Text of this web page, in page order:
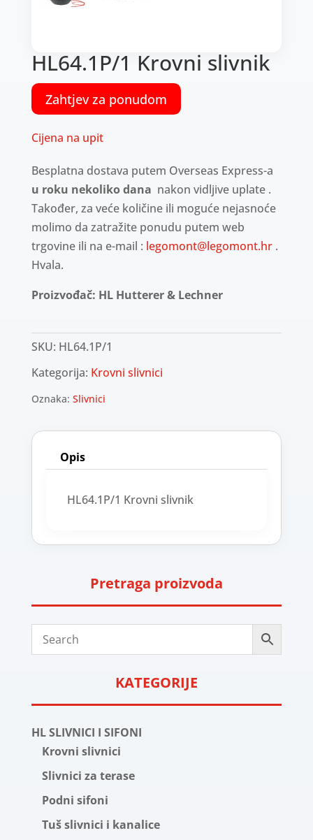
HL64.1P/1 Krovni slivnik
Zahtjev za ponudom
Cijena na upit
Besplatna dostava putem Overseas Express-a
u roku nekoliko dana nakon vidljive uplate .
Također, za veće količine ili moguće nejasnoće
molimo da zatražite ponudu putem web
trgovine ili na e-mail : legomont@legomont.hr.
Hvala.
Proizvođač: HL Hutterer & Lechner
SKU: HL64.1P/1
Kategorija: Krovni slivnici
Oznaka: Slivnici
Opis
HL64.1P/1 Krovni slivnik
Pretraga proizvoda
KATEGORIJE
HL SLIVNICI I SIFONI
Krovni slivnici
Slivnici za terase
Podni sifoni
Tuš slivnici i kanalice